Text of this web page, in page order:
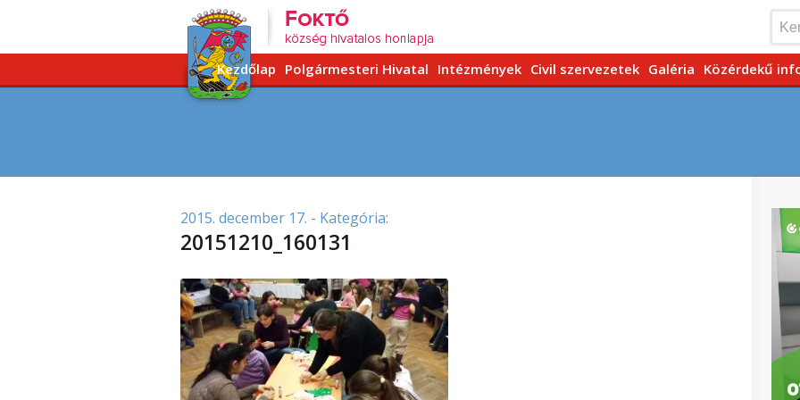
Kezdőlap Polgármesteri Hivatal Intézmények Civil szervezetek Galéria Közérdekű
2015. december 17. - Kategória:
20151210_160131